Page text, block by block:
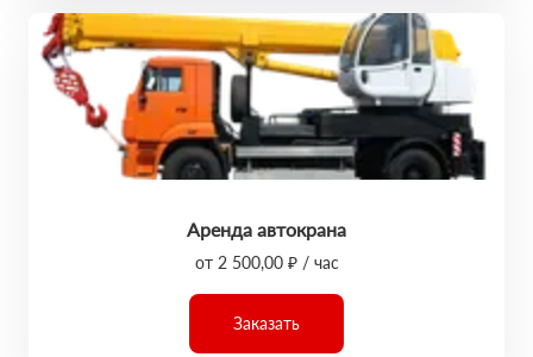
Аренда автокрана
от 2 500,00 ₽ / час
Заказать